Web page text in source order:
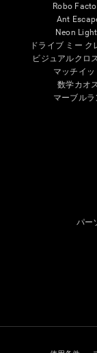
Robo
Ant
Neon
ドライブ ミー ク
ビジュアルクロ
マッチイッ
数学カオス
マーブルラ
パー